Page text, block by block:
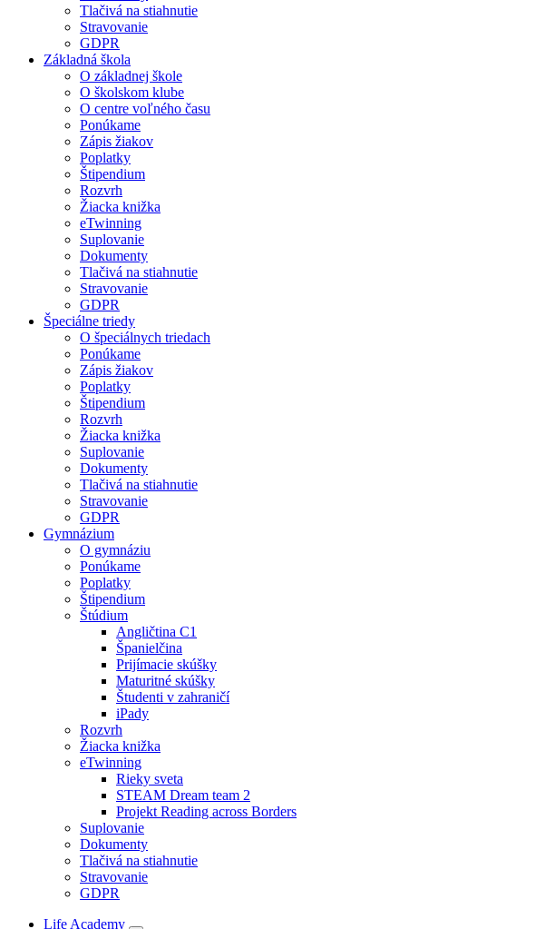
Tlačivá na stiahnutie
Stravovanie
GDPR
Základná škola
O základnej škole
O školskom klube
O centre voľného času
Ponúkame
Zápis žiakov
Poplatky
Štipendium
Rozvrh
Žiacka knižka
eTwinning
Suplovanie
Dokumenty
Tlačivá na stiahnutie
Stravovanie
GDPR
Špeciálne triedy
O špeciálnych triedach
Ponúkame
Zápis žiakov
Poplatky
Štipendium
Rozvrh
Žiacka knižka
Suplovanie
Dokumenty
Tlačivá na stiahnutie
Stravovanie
GDPR
Gymnázium
O gymnáziu
Ponúkame
Poplatky
Štipendium
Štúdium
Angličtina C1
Španielčina
Prijímacie skúšky
Maturitné skúšky
Študenti v zahraničí
iPady
Rozvrh
Žiacka knižka
eTwinning
Rieky sveta
STEAM Dream team 2
Projekt Reading across Borders
Suplovanie
Dokumenty
Tlačivá na stiahnutie
Stravovanie
GDPR
Life Academy